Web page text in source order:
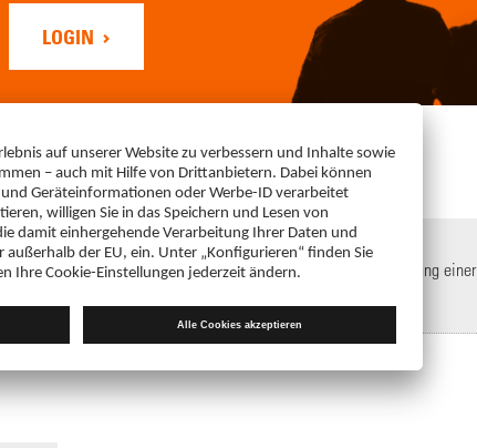
LOGIN
Fachinformation
Voriconazol-ratiopharm® 200 mg Pulver zur Herstellung einer